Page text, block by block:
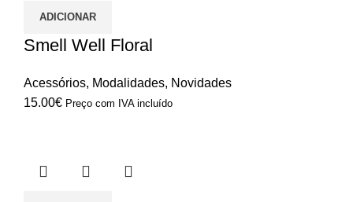
ADICIONAR
Smell Well Floral
Acessórios, Modalidades, Novidades
15.00€ Preço com IVA incluído